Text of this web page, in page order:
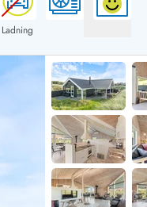
Sommerhuse for 12
Sommerhuse for 14
Sommerhuse i
Sommerhuse i
Sommerhuse i
Sommerhuse i
Sommerhuse i juleferien
Sommerhuse til nytår
Ladning